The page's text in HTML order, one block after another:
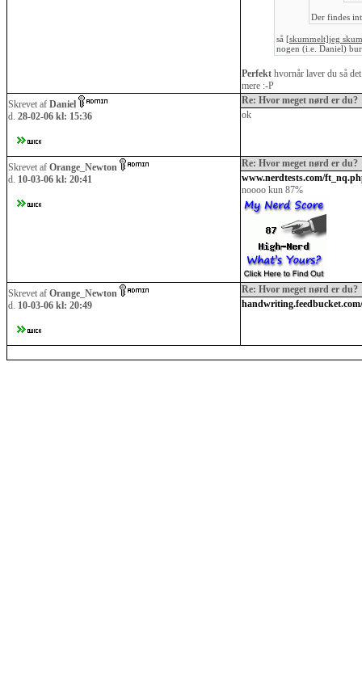
Der findes
så [skummelt]jeg
nogen (i.e. Daniel)
Perfekt hvornår laver du så
mere :-P
Skrevet af Daniel
d. 28-02-06 kl: 15:36
Re: Hvor meget nørd er du?
ok
Skrevet af Orange_Newton
d. 10-03-06 kl: 20:41
Re: Hvor meget nørd er du?
www.nerdtests.com/
noooo kun 87%
Skrevet af Orange_Newton
d. 10-03-06 kl: 20:49
Re: Hvor meget nørd er du?
handwriting.feedbucket.com/